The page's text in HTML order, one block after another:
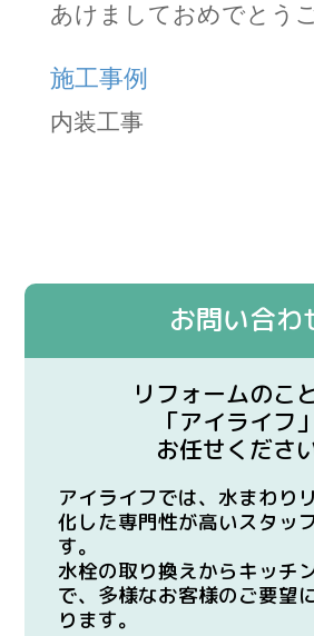
あけましておめでとう
施工事例
内装工事
お問い合わ
リフォームのこ
「アイライフ
お任せくださ
アイライフでは、水まわり
化した専門性が高いスタッ
す。
水栓の取り換えからキッチ
で、多様なお客様のご要望
ります。